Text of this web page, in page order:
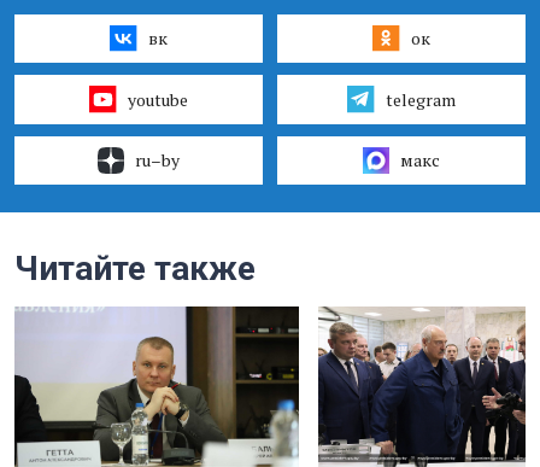
вк ок
youtube telegram
ru–by макс
Читайте также